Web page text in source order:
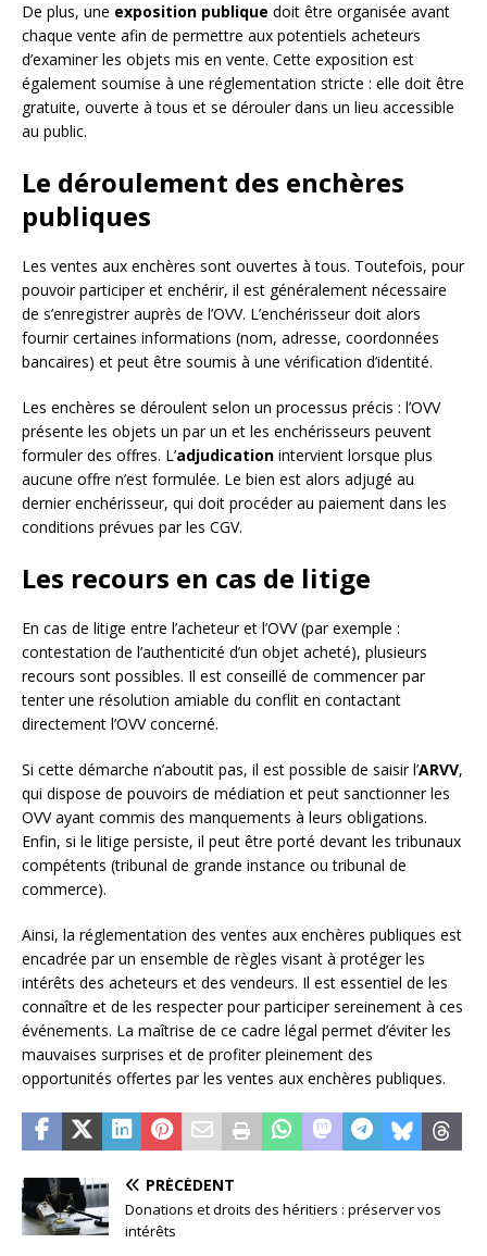
De plus, une exposition publique doit être organisée avant
chaque vente afin de permettre aux potentiels acheteurs
d’examiner les objets mis en vente. Cette exposition est
également soumise à une réglementation stricte : elle doit être
gratuite, ouverte à tous et se dérouler dans un lieu accessible
au public.
Le déroulement des enchères
publiques
Les ventes aux enchères sont ouvertes à tous. Toutefois, pour
pouvoir participer et enchérir, il est généralement nécessaire
de s’enregistrer auprès de l’OVV. L’enchérisseur doit alors
fournir certaines informations (nom, adresse, coordonnées
bancaires) et peut être soumis à une vérification d’identité.
Les enchères se déroulent selon un processus précis : l’OVV
présente les objets un par un et les enchérisseurs peuvent
formuler des offres. L’adjudication intervient lorsque plus
aucune offre n’est formulée. Le bien est alors adjugé au
dernier enchérisseur, qui doit procéder au paiement dans les
conditions prévues par les CGV.
Les recours en cas de litige
En cas de litige entre l’acheteur et l’OVV (par exemple :
contestation de l’authenticité d’un objet acheté), plusieurs
recours sont possibles. Il est conseillé de commencer par
tenter une résolution amiable du conflit en contactant
directement l’OVV concerné.
Si cette démarche n’aboutit pas, il est possible de saisir l’ARVV,
qui dispose de pouvoirs de médiation et peut sanctionner les
OVV ayant commis des manquements à leurs obligations.
Enfin, si le litige persiste, il peut être porté devant les tribunaux
compétents (tribunal de grande instance ou tribunal de
commerce).
Ainsi, la réglementation des ventes aux enchères publiques est
encadrée par un ensemble de règles visant à protéger les
intérêts des acheteurs et des vendeurs. Il est essentiel de les
connaître et de les respecter pour participer sereinement à ces
événements. La maîtrise de ce cadre légal permet d’éviter les
mauvaises surprises et de profiter pleinement des
opportunités offertes par les ventes aux enchères publiques.
PRÉCÉDENT
Donations et droits des héritiers : préserver vos
intérêts